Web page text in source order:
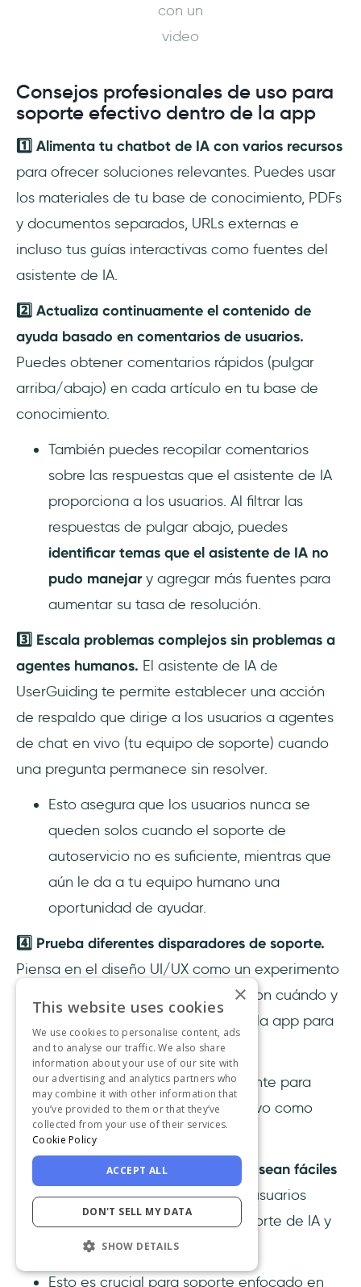
con un
video
Consejos profesionales de uso para
soporte efectivo dentro de la app
1️⃣ Alimenta tu chatbot de IA con varios recursos
para ofrecer soluciones relevantes. Puedes usar
los materiales de tu base de conocimiento, PDFs
y documentos separados, URLs externas e
incluso tus guías interactivas como fuentes del
asistente de IA.
2️⃣ Actualiza continuamente el contenido de
ayuda basado en comentarios de usuarios.
Puedes obtener comentarios rápidos (pulgar
arriba/abajo) en cada artículo en tu base de
conocimiento.
También puedes recopilar comentarios
sobre las respuestas que el asistente de IA
proporciona a los usuarios. Al filtrar las
respuestas de pulgar abajo, puedes
identificar temas que el asistente de IA no
pudo manejary agregar más fuentes para
aumentar su tasa de resolución.
3️⃣ Escala problemas complejos sin problemas a
agentes humanos. El asistente de IA de
UserGuiding te permite establecer una acción
de respaldo que dirige a los usuarios a agentes
de chat en vivo (tu equipo de soporte) cuando
una pregunta permanece sin resolver.
Esto asegura que los usuarios nunca se
queden solos cuando el soporte de
autoservicio no es suficiente, mientras que
aún le da a tu equipo humano una
oportunidad de ayudar.
4️⃣ Prueba diferentes disparadores de soporte.
Piensa en el diseño UI/UX como un experimento
científico. Necesitas experimentar con cuándo y
dónde aparece la ayuda dentro de la app para
maximizar la efectividad.
Esto es especialmente importante para
elementos de soporte preventivo como
tooltips, hotspots y guías.
5️⃣ Haz que las opciones de soporte sean fáciles
de descubrir.Asegúrate de que los usuarios
puedan encontrar rápidamente soporte de IA y
recursos sin clics extra.
Esto es crucial para soporte enfocado en
×
This website uses cookies
We use cookies to personalise content, ads
and to analyse our traffic. We also share
information about your use of our site with
our advertising and analytics partners who
may combine it with other information that
you’ve provided to them or that they’ve
collected from your use of their services.
Cookie Policy
ACCEPT ALL
DON'T SELL MY DATA
SHOW DETAILS